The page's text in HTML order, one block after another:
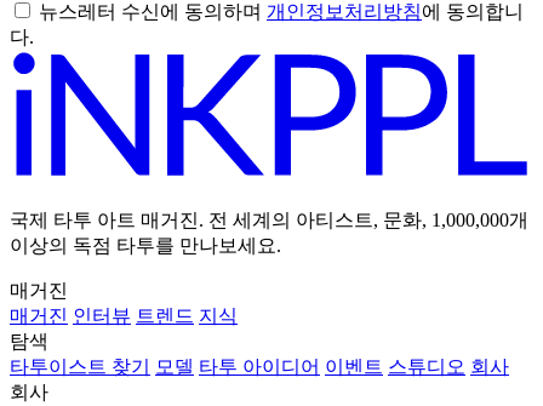
뉴스레터 수신에 동의하며 개인정보처리방침에 동의합니
다.
국제 타투 아트 매거진. 전 세계의 아티스트, 문화, 1,000,000개
이상의 독점 타투를 만나보세요.
매거진
매거진 인터뷰 트렌드 지식
탐색
타투이스트 찾기
모델 타투 아이디어 이벤트 스튜디오 회사
회사